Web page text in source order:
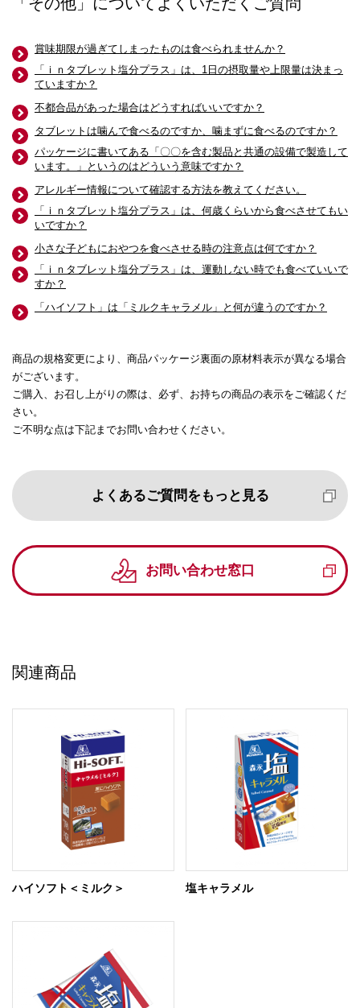
賞味期限が過ぎてしまったものは食べられませんか？
「ｉｎタブレット塩分プラス」は、1日の摂取量や上限量は決まっ
ていますか？
不都合品があった場合はどうすればいいですか？
タブレットは噛んで食べるのですか、噛まずに食べるのですか？
パッケージに書いてある「〇〇を含む製品と共通の設備で製造して
います。」というのはどういう意味ですか？
アレルギー情報について確認する方法を教えてください。
「ｉｎタブレット塩分プラス」は、何歳くらいから食べさせてもい
いですか？
小さな子どもにおやつを食べさせる時の注意点は何ですか？
「ｉｎタブレット塩分プラス」は、運動しない時でも食べていいで
すか？
「ハイソフト」は「ミルクキャラメル」と何が違うのですか？
商品の規格変更により、商品パッケージ裏面の原材料表示が異なる場合
がございます。
ご購入、お召し上がりの際は、必ず、お持ちの商品の表示をご確認くだ
さい。
ご不明な点は下記までお問い合わせください。
よくあるご質問をもっと見る
お問い合わせ窓口
関連商品
ハイソフト＜ミルク＞ 塩キャラメル